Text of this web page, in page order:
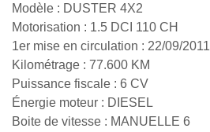
Modèle : DUSTER 4X2
Motorisation : 1.5 DCI 110 CH
1er mise en circulation : 22/09/2011
Kilométrage : 77.600 KM
Puissance fiscale : 6 CV
Énergie moteur : DIESEL
Boite de vitesse : MANUELLE 6